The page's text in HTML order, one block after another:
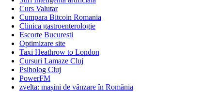
Curs Valutar
Cumpara Bitcoin Romania
Clinica gastroenterologie
Escorte Bucuresti
Optimizare site
Taxi Heathrow to London
Cursuri Lamaze Cluj
Psiholog Cluj
PowerFM
zvelta: mașini de vânzare în România